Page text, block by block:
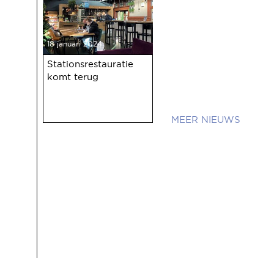
18 januari 2024
Stationsrestauratie
komt terug
NIEUWS